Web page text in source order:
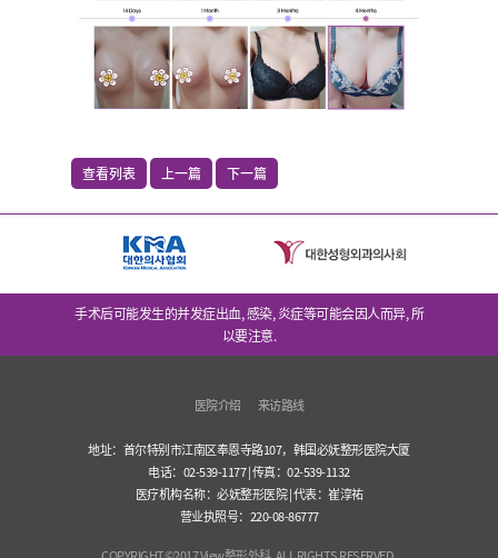
查看列表 上一篇 下一篇
手术后可能发生的并发症出血, 感染, 炎症等可能会因人而异, 所
以要注意.
医院介绍 来访路线
地址：首尔特别市江南区奉恩寺路107，韩国必妩整形医院大厦
电话：02-539-1177 | 传真：02-539-1132
医疗机构名称：必妩整形医院 | 代表：崔淳祐
营业执照号：220-08-86777